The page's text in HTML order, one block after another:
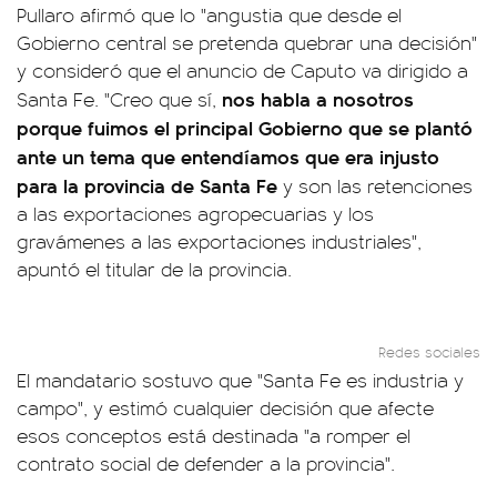
Pullaro afirmó que lo "angustia que desde el
Gobierno central se pretenda quebrar una decisión"
y consideró que el anuncio de Caputo va dirigido a
Santa Fe. "Creo que sí, nos habla a nosotros
porque fuimos el principal Gobierno que se plantó
ante un tema que entendíamos que era injusto
para la provincia de Santa Fe y son las retenciones
a las exportaciones agropecuarias y los
gravámenes a las exportaciones industriales",
apuntó el titular de la provincia.
Redes sociales
El mandatario sostuvo que "Santa Fe es industria y
campo", y estimó cualquier decisión que afecte
esos conceptos está destinada "a romper el
contrato social de defender a la provincia".